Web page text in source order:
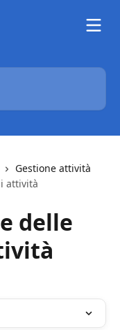
Gestione attività
attività
delle